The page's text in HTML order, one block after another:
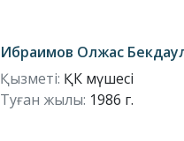
Ибраимов Олжас
Қызметі: ҚК мүшесі
Туған жылы: 1986 г.